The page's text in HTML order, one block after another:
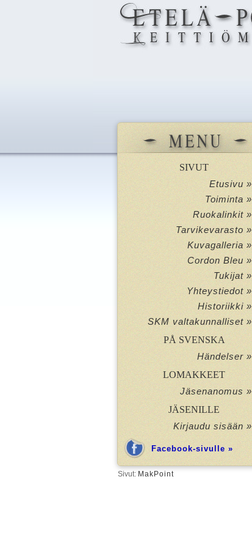
SIVUT
Etusivu »
Toiminta »
Ruokalinkit »
Tarvikevarasto »
Kuvagalleria »
Cordon Bleu »
Tukijat »
Yhteystiedot »
Historiikki »
SKM valtakunnalliset »
PÅ SVENSKA
Händelser »
LOMAKKEET
Jäsenanomus »
JÄSENILLE
Kirjaudu sisään »
Facebook-sivulle »
Sivut: MakPoint